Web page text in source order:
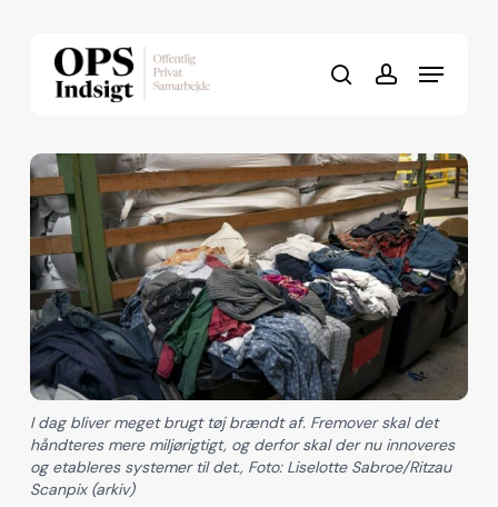
searchaccount
Menu
I dag bliver meget brugt tøj brændt af. Fremover skal det
håndteres mere miljørigtigt, og derfor skal der nu innoveres
og etableres systemer til det., Foto: Liselotte Sabroe/Ritzau
Scanpix (arkiv)
Close